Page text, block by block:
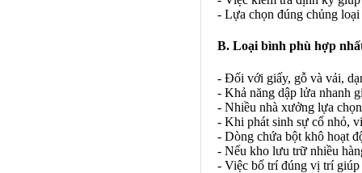
- Lựa chọn đúng chủng
B. Loại bình phù hợp
- Đối với giấy, gỗ và vải,
- Khả năng dập lửa nhanh
- Nhiều nhà xưởng lựa
- Khi phát sinh sự cố nhỏ,
- Dòng chứa bột khô hoạt
- Nếu kho lưu trữ nhiều
- Việc bố trí đúng vị trí giúp